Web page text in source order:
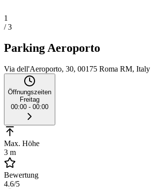
1
/3
Parking Aeroporto
Via dell'Aeroporto, 30, 00175 Roma RM, Italy
Öffnungszeiten
Freitag
00:00 - 00:00
Max. Höhe
3 m
Bewertung
4.6/5